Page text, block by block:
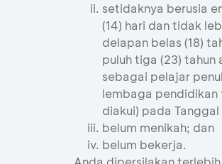
setidaknya berusia
(14) hari dan tidak
delapan belas (18)
puluh tiga (23) tahun
sebagai pelajar
lembaga pendidikan
diakui) pada
belum menikah; dan
belum bekerja.